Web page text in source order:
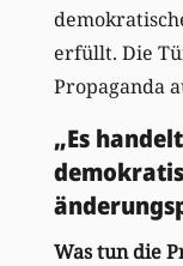
erfüllt. Die
Propaganda
„Es
Was tun die